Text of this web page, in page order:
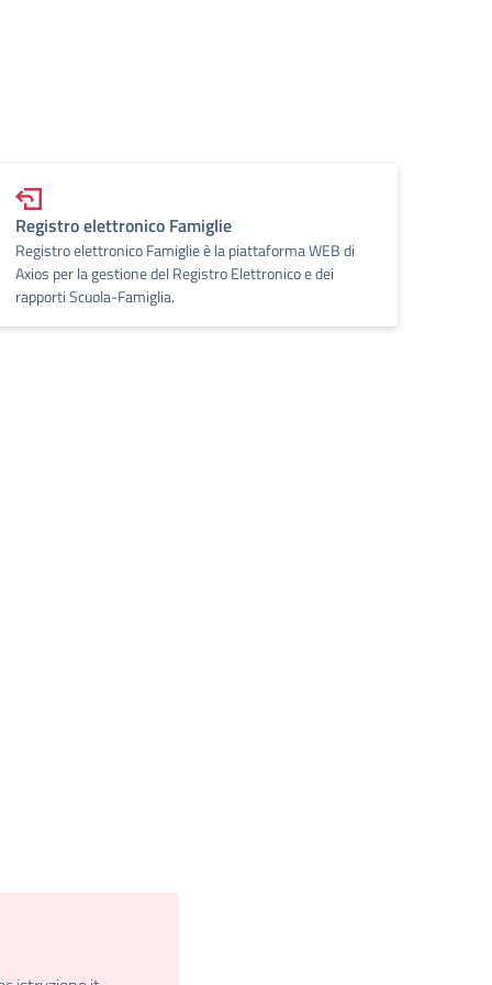
Registro elettronico Famiglie
Registro elettronico Famiglie è la piattaforma WEB di
Axios per la gestione del Registro Elettronico e dei
rapporti Scuola-Famiglia.